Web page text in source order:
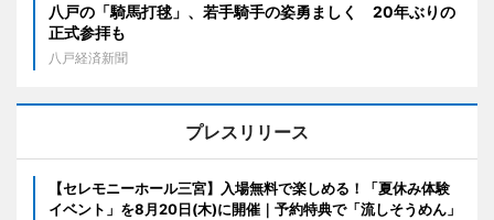
八戸の「騎馬打毬」、若手騎手の姿勇ましく 20年ぶりの
正式参拝も
八戸経済新聞
プレスリリース
【セレモニーホール三宮】入場無料で楽しめる！「夏休み体験
イベント」を8月20日(木)に開催｜予約特典で「流しそうめん」